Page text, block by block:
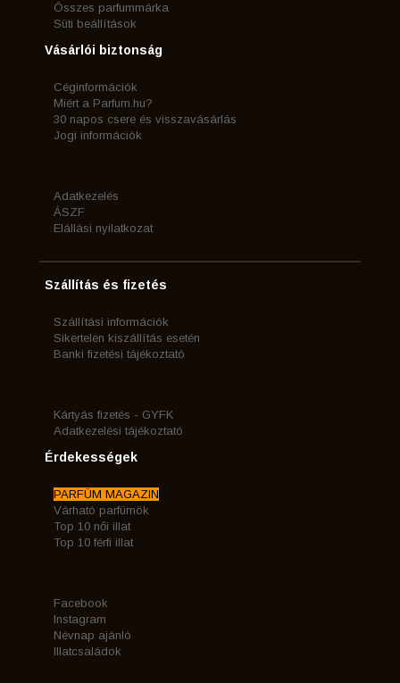
Összes parfummárka
Süti beállítások
Vásárlói biztonság
Céginformációk
Miért a Parfum.hu?
30 napos csere és visszavásárlás
Jogi információk
Adatkezelés
ÁSZF
Elállási nyilatkozat
Szállítás és fizetés
Szállítási információk
Sikertelen kiszállítás esetén
Banki fizetési tájékoztató
Kártyás fizetés - GYFK
Adatkezelési tájékoztató
Érdekességek
PARFÜM MAGAZIN
Várható parfümök
Top 10 női illat
Top 10 férfi illat
Facebook
Instagram
Névnap ajánló
Illatcsaládok